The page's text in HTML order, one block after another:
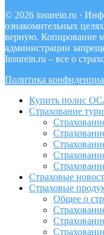
© 2026 insurein.ru ·
ознакомительных
верную. Копирование
администрации
Insurein.ru – все о
Политика
Купить полис
Страхование
Страховые
Страховые
Общее о